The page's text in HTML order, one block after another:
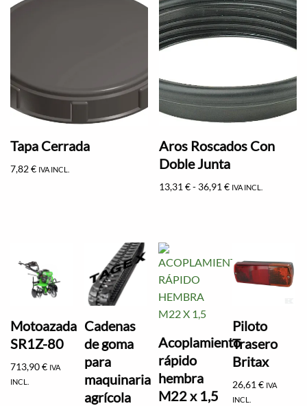
Tapa Cerrada
7,82€ IVA INCL.
Aros Roscados Con
Doble Junta
13,31€- 36,91€ IVA INCL.
Motoazada
SR1Z-80
713,90€ IVA
INCL.
Cadenas
de goma
para
maquinaria
agrícola
Acoplamiento
rápido
hembra
M22 x 1,5
Piloto
Trasero
Britax
26,61€ IVA
INCL.